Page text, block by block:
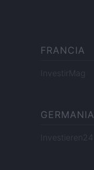
FRANCIA
InvestirMag
GERMANIA
Investieren24